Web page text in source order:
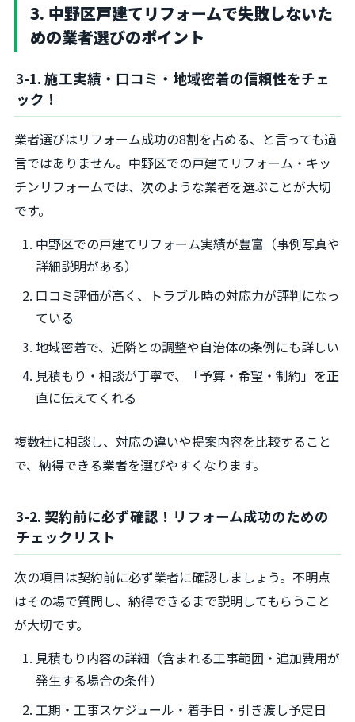
3. 中野区戸建てリフォームで失敗しないた
めの業者選びのポイント
3-1. 施工実績・口コミ・地域密着の信頼性をチェ
ック！
業者選びはリフォーム成功の8割を占める、と言っても過
言ではありません。中野区での戸建てリフォーム・キッ
チンリフォームでは、次のような業者を選ぶことが大切
です。
中野区での戸建てリフォーム実績が豊富（事例写真や
詳細説明がある）
口コミ評価が高く、トラブル時の対応力が評判になっ
ている
地域密着で、近隣との調整や自治体の条例にも詳しい
見積もり・相談が丁寧で、「予算・希望・制約」を正
直に伝えてくれる
複数社に相談し、対応の違いや提案内容を比較すること
で、納得できる業者を選びやすくなります。
3-2. 契約前に必ず確認！リフォーム成功のための
チェックリスト
次の項目は契約前に必ず業者に確認しましょう。不明点
はその場で質問し、納得できるまで説明してもらうこと
が大切です。
見積もり内容の詳細（含まれる工事範囲・追加費用が
発生する場合の条件）
工期・工事スケジュール・着手日・引き渡し予定日